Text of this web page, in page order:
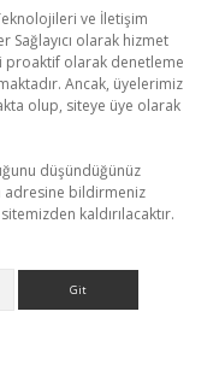
ve İletişim
Sağlayıcı olarak hizmet
proaktif olarak denetleme
Ancak, üyelerimiz
olup, siteye üye olarak
düşündüğünüz
adresine bildirmeniz
kaldırılacaktır.